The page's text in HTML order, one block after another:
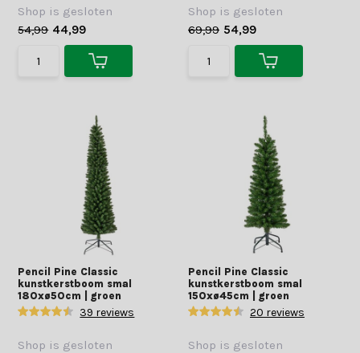
Shop is gesloten
54,99 44,99
Shop is gesloten
69,99 54,99
Pencil Pine Classic
kunstkerstboom smal
180xø50cm | groen
39 reviews
Shop is gesloten
Pencil Pine Classic
kunstkerstboom smal
150xø45cm | groen
20 reviews
Shop is gesloten